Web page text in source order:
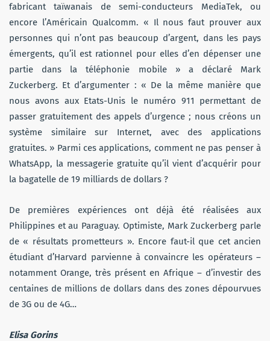
fabricant taïwanais de semi-conducteurs MediaTek, ou
encore l’Américain Qualcomm. « Il nous faut prouver aux
personnes qui n’ont pas beaucoup d’argent, dans les pays
émergents, qu’il est rationnel pour elles d’en dépenser une
partie dans la téléphonie mobile » a déclaré Mark
Zuckerberg. Et d’argumenter : « De la même manière que
nous avons aux Etats-Unis le numéro 911 permettant de
passer gratuitement des appels d’urgence ; nous créons un
système similaire sur Internet, avec des applications
gratuites. » Parmi ces applications, comment ne pas penser à
WhatsApp, la messagerie gratuite qu’il vient d’acquérir pour
la bagatelle de 19 milliards de dollars ?
De premières expériences ont déjà été réalisées aux
Philippines et au Paraguay. Optimiste, Mark Zuckerberg parle
de « résultats prometteurs ». Encore faut-il que cet ancien
étudiant d’Harvard parvienne à convaincre les opérateurs –
notamment Orange, très présent en Afrique – d’investir des
centaines de millions de dollars dans des zones dépourvues
de 3G ou de 4G…
Elisa Gorins